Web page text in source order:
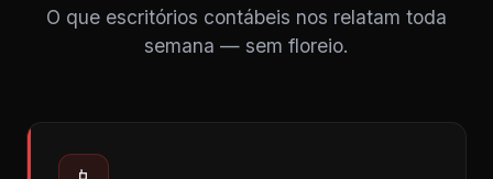
O que escritórios contábeis nos relatam toda
semana — sem floreio.